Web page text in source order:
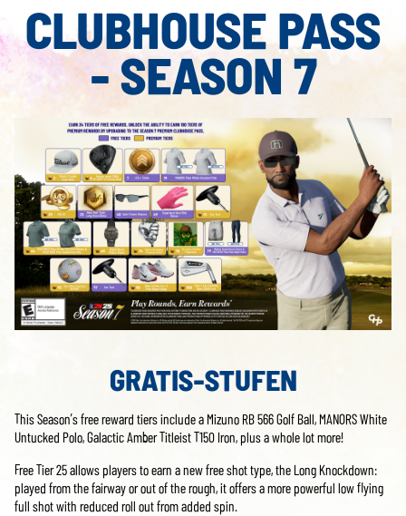
CLUBHOUSE PASS
- SEASON 7
GRATIS-STUFEN
This Season’s free reward tiers include a Mizuno RB 566 Golf Ball, MANORS White
Untucked Polo, Galactic Amber Titleist T150 Iron, plus a whole lot more!
Free Tier 25 allows players to earn a new free shot type, the Long Knockdown:
played from the fairway or out of the rough, it offers a more powerful low flying
full shot with reduced roll out from added spin.